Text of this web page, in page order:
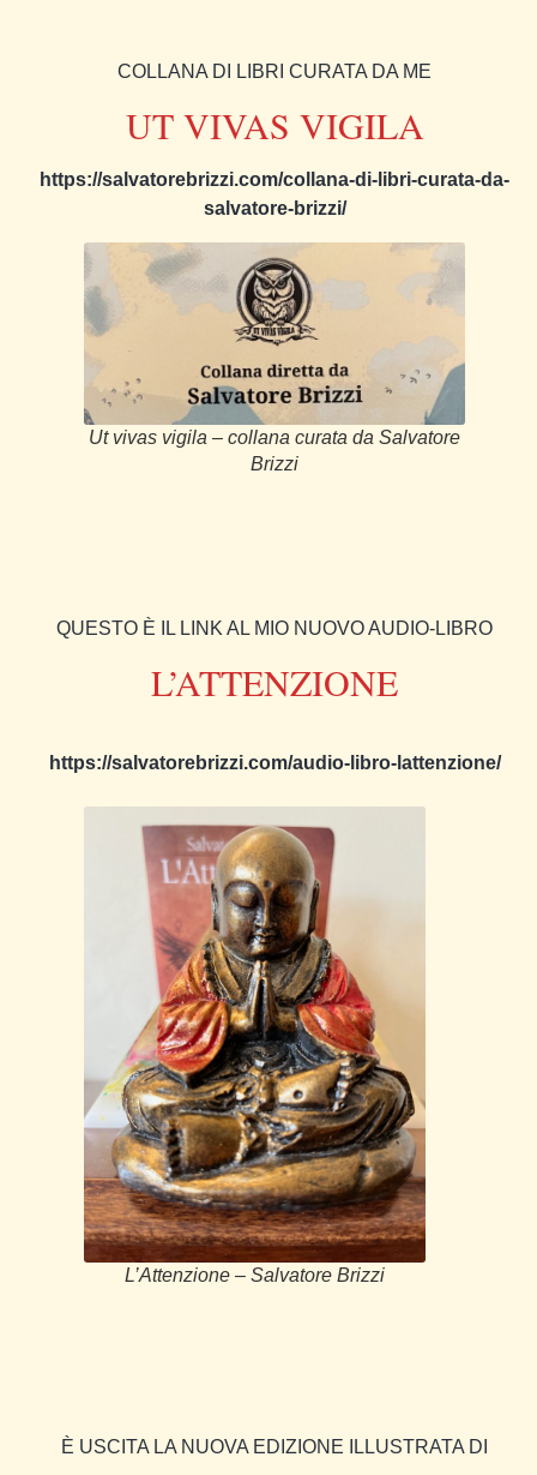
COLLANA DI LIBRI CURATA DA ME
UT VIVAS VIGILA
https://salvatorebrizzi.com/collana-di-libri-curata-da-
salvatore-brizzi/
Ut vivas vigila – collana curata da Salvatore
Brizzi
QUESTO È IL LINK AL MIO NUOVO AUDIO-LIBRO
L’ATTENZIONE
https://salvatorebrizzi.com/audio-libro-lattenzione/
L’Attenzione – Salvatore Brizzi
È USCITA LA NUOVA EDIZIONE ILLUSTRATA DI